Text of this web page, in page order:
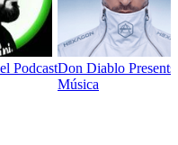
PodcastDon Diablo
Música